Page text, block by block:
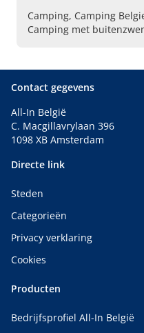
Camping, Camping
Camping met
Contact gegevens
All-In België
C. Macgillavrylaan 396
1098 XB Amsterdam
Directe link
Steden
Categorieën
Privacy verklaring
Cookies
Producten
Bedrijfsprofiel All-In België